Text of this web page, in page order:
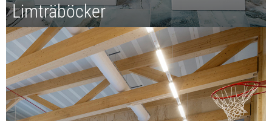
Limträböcker
Svenskt Trä har tagit fram ett antal olika publikationer om
limträ. Här kan du ladda ner dom i pdf eller beställa ditt
eget exemplar från webbshopen.